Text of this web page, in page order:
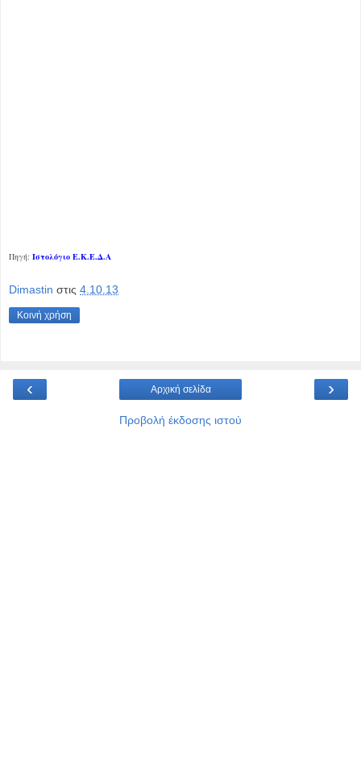
Πηγή: Ιστολόγιο Ε.Κ.Ε.Δ.Α
Dimastin στις 4.10.13
Κοινή χρήση
‹ ›
Αρχική σελίδα
Προβολή έκδοσης ιστού